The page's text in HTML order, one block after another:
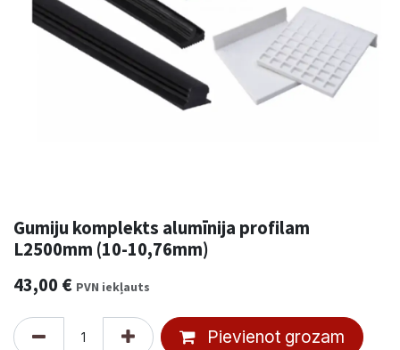
Gumiju komplekts alumīnija profilam
L2500mm (10-10,76mm)
43,00 € PVN iekļauts
Pievienot grozam